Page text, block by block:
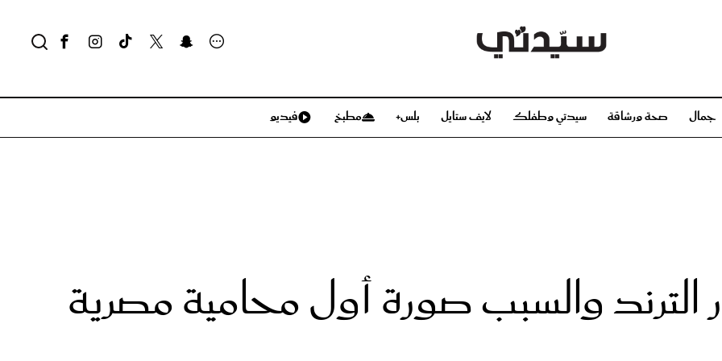
جمال صحة ورشاقة سيدتي وطفلك لايف ستايل بلس+ مطبخ فيديو
الترند والسبب صورة أول محامية مصرية
صحة ورشاقة سيدتي وطفلك لايف ستايل
فيديو
مجلة سيدتي
مناسبات X سيدتي